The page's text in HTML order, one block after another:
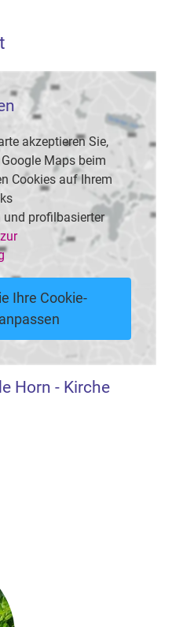
akzeptieren Sie,
Maps beim
Cookies auf Ihrem
und profilbasierter
zur
Ihre Cookie-
Horn - Kirche